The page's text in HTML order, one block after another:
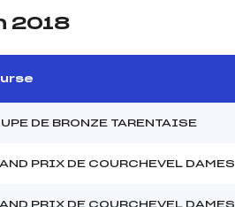
2018
DE BRONZE TARENTAISE
PRIX DE COURCHEVEL DAMES
PRIX DE COURCHEVEL DAMES